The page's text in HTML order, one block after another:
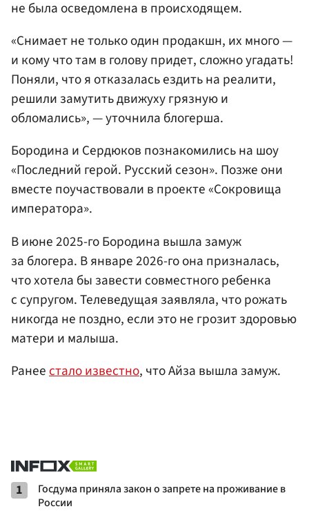
не была осведомлена в происходящем.
«Снимает не только один продакшн, их много —
и кому что там в голову придет, сложно угадать!
Поняли, что я отказалась ездить на реалити,
решили замутить движуху грязную и
обломались», — уточнила блогерша.
Бородина и Сердюков познакомились на шоу
«Последний герой. Русский сезон». Позже они
вместе поучаствовали в проекте «Сокровища
императора».
В июне 2025-го Бородина вышла замуж
за блогера. В январе 2026-го она призналась,
что хотела бы завести совместного ребенка
с супругом. Телеведущая заявляла, что рожать
никогда не поздно, если это не грозит здоровью
матери и малыша.
Ранеестало известно, что Айза вышла замуж.
1
Госдума приняла закон о запрете на проживание в
России